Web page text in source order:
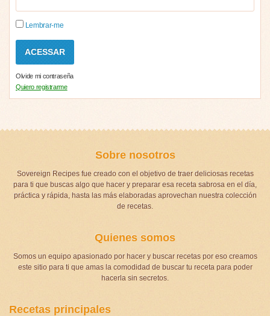
Lembrar-me
Olvide mi contraseña
Quiero registrarme
Sobre nosotros
Sovereign Recipes fue creado con el objetivo de traer deliciosas recetas
para ti que buscas algo que hacer y preparar esa receta sabrosa en el día,
práctica y rápida, hasta las más elaboradas aprovechan nuestra colección
de recetas.
Quienes somos
Somos un equipo apasionado por hacer y buscar recetas por eso creamos
este sitio para ti que amas la comodidad de buscar tu receta para poder
hacerla sin secretos.
Recetas principales